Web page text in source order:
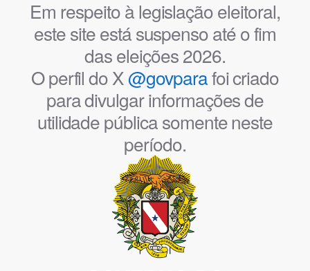
Em respeito à legislação eleitoral,
este site está suspenso até o fim
das eleições 2026.
O perfil do X@govparafoi criado
para divulgar informações de
utilidade pública somente neste
período.